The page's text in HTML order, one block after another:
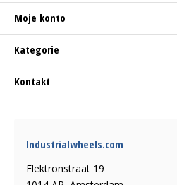
Moje konto
Kategorie
Kontakt
Industrialwheels.com
Elektronstraat 19